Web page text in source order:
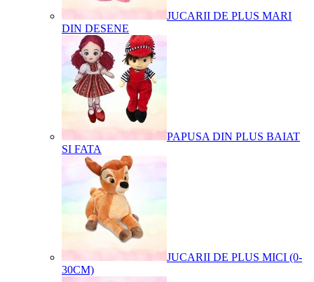
JUCARII DE PLUS MARI
DIN DESENE
PAPUSA DIN PLUS BAIAT
SI FATA
JUCARII DE PLUS MICI (0-
30CM)